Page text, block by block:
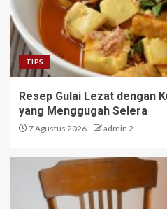
TIPS
Resep Gulai Lezat dengan
yang Menggugah Selera
7 Agustus 2026 admin 2